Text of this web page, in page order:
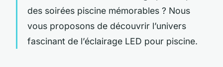
des soirées piscine mémorables ? Nous
vous proposons de découvrir l’univers
fascinant de l’éclairage LED pour piscine.